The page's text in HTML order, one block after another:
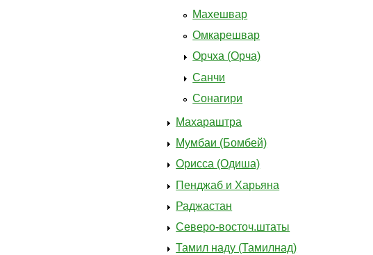
Махешвар
Омкарешвар
Орчха (Орча)
Санчи
Сонагири
Махараштра
Мумбаи (Бомбей)
Орисса (Одиша)
Пенджаб и Харьяна
Раджастан
Северо-восточ.штаты
Тамил наду (Тамилнад)